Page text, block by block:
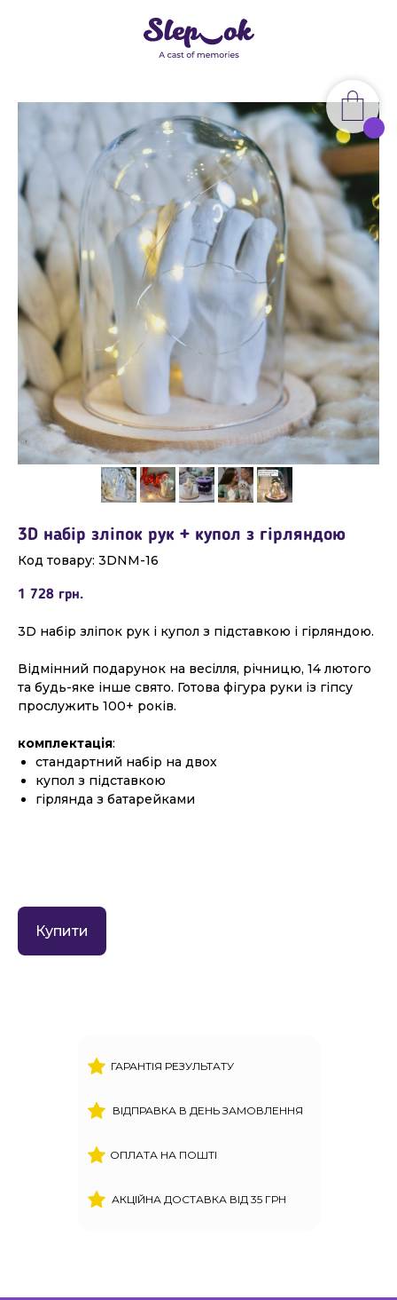
3D набір зліпок рук + купол з гірляндою
Код товару: 3DNM-16
1 728 грн.
3D набір зліпок рук і купол з підставкою і гірляндою.
Відмінний подарунок на весілля, річницю, 14 лютого
та будь-яке інше свято. Готова фігура руки із гіпсу
прослужить 100+ років.
комплектація:
стандартний набір на двох
купол з підставкою
гірлянда з батарейками
Купити
ГАРАНТІЯ РЕЗУЛЬТАТУ
ОПЛАТА НА ПОШТІ
ВІДПРАВКА В ДЕНЬ ЗАМОВЛЕННЯ
АКЦІЙНА ДОСТАВКА ВІД 35 ГРН